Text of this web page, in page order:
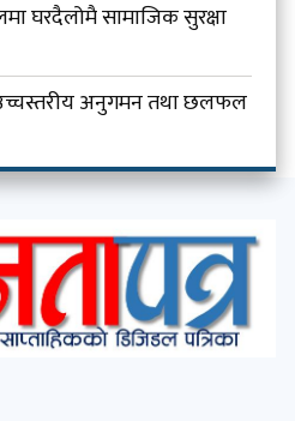
घरदैलोमै सामाजिक सुरक्षा
अनुगमन तथा छलफल